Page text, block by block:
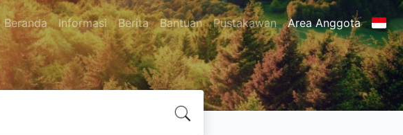
Beranda Informasi Berita Bantuan Pustakawan Area Anggota